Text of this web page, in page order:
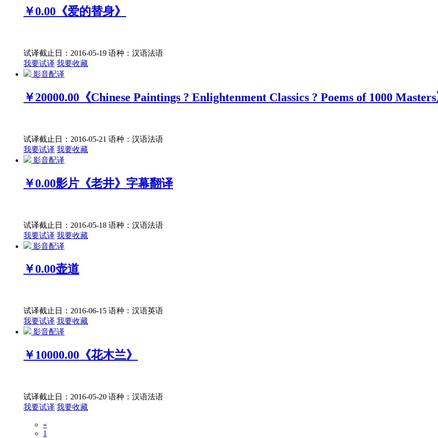
￥0.00 《爱的替身》
试译截止日：2016-05-19 语种：汉语法语
我要试译 我要收藏
影音配译
￥20000.00 《Chinese Paintings ? Enlightenment Classics ? Poems of 1000
试译截止日：2016-05-21 语种：汉语法语
我要试译 我要收藏
影音配译
￥0.00影片《老井》字幕翻译
试译截止日：2016-05-18 语种：汉语法语
我要试译 我要收藏
影音配译
￥0.00壶道
试译截止日：2016-06-15 语种：汉语英语
我要试译 我要收藏
影音配译
￥10000.00 《花木兰》
试译截止日：2016-05-20 语种：汉语法语
我要试译 我要收藏
«
1